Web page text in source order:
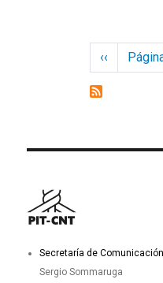
Página
‹‹
Secretaría de
Sergio Sommaruga